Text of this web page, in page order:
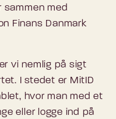
sammen med
Finans Danmark
vi nemlig på sigt
I stedet er MitID
hvor man med et
eller logge ind på